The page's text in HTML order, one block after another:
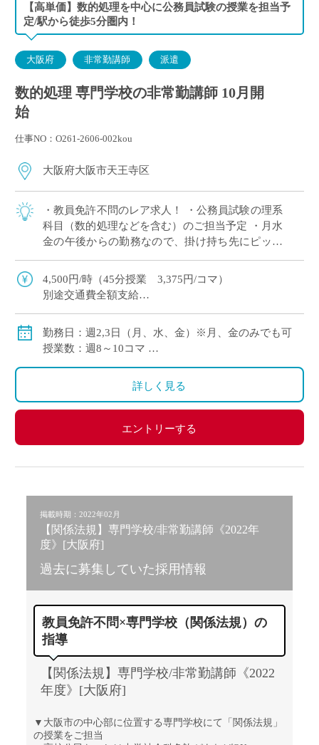
【高単価】数的処理を中心に公務員試験の授業を担当予
定/駅から徒歩5分圏内！
大阪府 非常勤講師 派遣
数的処理 専門学校の非常勤講師 10月開
始
仕事NO：O261-2606-002kou
大阪府大阪市天王寺区
・教員免許不問のレア求人！ ・公務員試験の理系
科目（数的処理などを含む）のご担当予定 ・月水
金の午後からの勤務なので、掛け持ち先にピッタ
で、授業に集中できる環境！ ・JRや大阪 […]
4,500円/時（45分授業 3,375円/コマ）
別途交通費全額支給
勤務日：週2,3日（月、水、金）※月、金のみでも可
授業数：週8～10コマ
15:00）、金（13:30～16:40）
授業期間：10/1～11/15、12/1～12/15、1/7～3/15
詳しく見る
エントリーする
掲載時期：2022年02月
【関係法規】専門学校/非常勤講師《2022年
度》[大阪府]
過去に募集していた採用情報
教員免許不問×専門学校（関係法規）の
指導
【関係法規】専門学校/非常勤講師《2022
年度》[大阪府]
▼大阪市の中心部に位置する専門学校にて「関係法規」
の授業をご担当